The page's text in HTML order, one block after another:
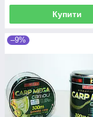
Купити
–9%